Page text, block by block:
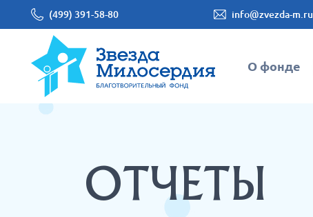
(499) 391-58-80 info@zvezda-m.ru
О фонде
ОТЧЕТЫ